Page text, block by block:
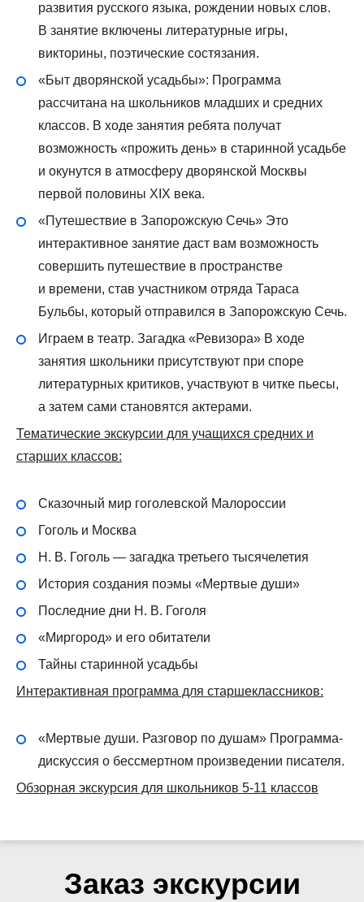
развития русского языка, рождении новых слов.
В занятие включены литературные игры,
викторины, поэтические состязания.
«Быт дворянской усадьбы»: Программа
рассчитана на школьников младших и средних
классов. В ходе занятия ребята получат
возможность «прожить день» в старинной усадьбе
и окунутся в атмосферу дворянской Москвы
первой половины XIX века.
«Путешествие в Запорожскую Сечь» Это
интерактивное занятие даст вам возможность
совершить путешествие в пространстве
и времени, став участником отряда Тараса
Бульбы, который отправился в Запорожскую Сечь.
Играем в театр. Загадка «Ревизора» В ходе
занятия школьники присутствуют при споре
литературных критиков, участвуют в читке пьесы,
а затем сами становятся актерами.
Тематические экскурсии для учащихся средних и
старших классов:
Сказочный мир гоголевской Малороссии
Гоголь и Москва
Н. В. Гоголь — загадка третьего тысячелетия
История создания поэмы «Мертвые души»
Последние дни Н. В. Гоголя
«Миргород» и его обитатели
Тайны старинной усадьбы
Интерактивная программа для старшеклассников:
«Мертвые души. Разговор по душам» Программа-
дискуссия о бессмертном произведении писателя.
Обзорная экскурсия для школьников 5-11 классов
Заказ экскурсии